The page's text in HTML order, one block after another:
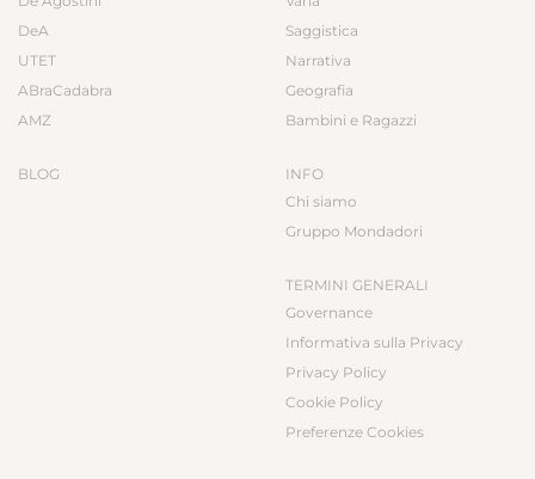
DeA
UTET
ABraCadabra
AMZ
BLOG
Saggistica
Narrativa
Geografia
Bambini e Ragazzi
INFO
Chi siamo
Gruppo Mondadori
TERMINI GENERALI
Governance
Informativa sulla Privacy
Privacy Policy
Cookie Policy
Preferenze Cookies